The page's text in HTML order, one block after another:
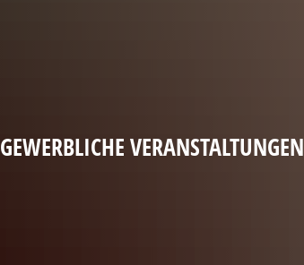
GEWERBLICHE VERANSTALTUNGEN